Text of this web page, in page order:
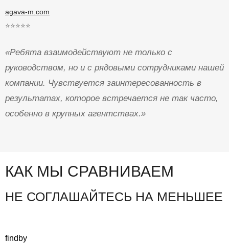
agava-m.com
⭐⭐⭐⭐⭐
«Ребята взаимодействуют не только с
руководством, но и с рядовыми сотрудниками нашей
компании. Чувствуется заинтересованность в
результатах, которое встречается не так часто,
особенно в крупных агентствах.»
КАК МЫ СРАВНИВАЕМ
НЕ СОГЛАШАЙТЕСЬ НА МЕНЬШЕЕ
findby